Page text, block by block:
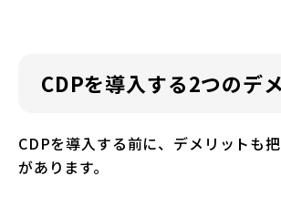
CDPを導入する2つのデ
CDPを導入する前に、デメリットも
があります。